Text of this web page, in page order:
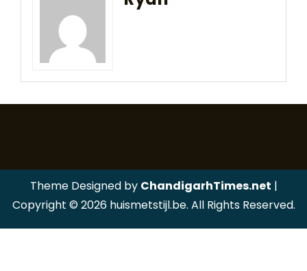
Theme Designed by ChandigarhTimes.net |
Copyright © 2026 huismetstijl.be. All Rights Reserved.